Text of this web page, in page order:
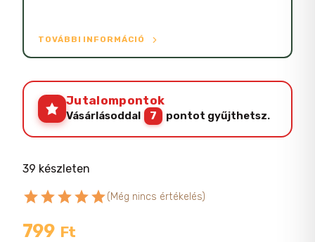
starstarstarstarstar(Még nincs értékelés)
799 Ft
TOVÁBBI INFORMÁCIÓ
Jutalompontok
Vásárlásoddal 7 pontot gyűjthetsz.
39 készleten